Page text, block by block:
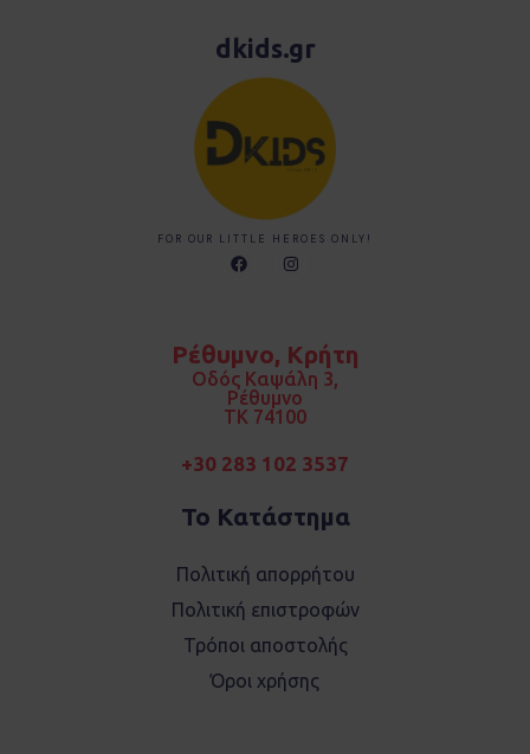
dkids.gr
FOR OUR LITTLE HEROES ONLY!
F
a
o
I
n
r
a
m
Ρέθυμνο, Κρήτη
Οδός Καψάλη 3,
Ρέθυμνο
TK 74100
+30 283 102 3537
Το Κατάστημα
Πολιτική απορρήτου
Πολιτική επιστροφών
Τρόποι αποστολής
Όροι χρήσης